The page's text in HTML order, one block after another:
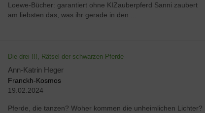
Loewe-Bücher: garantiert ohne KIZauberpferd Sanni zaubert
am liebsten das, was ihr gerade in den ...
Die drei !!!, Rätsel der schwarzen Pferde
Ann-Katrin Heger
Franckh-Kosmos
19.02.2024
Pferde, die tanzen? Woher kommen die unheimlichen Lichter?